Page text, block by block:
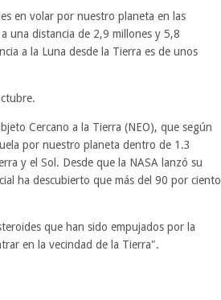
en volar por nuestro planeta en las
una distancia de 2,9 millones y 5,8
a la Luna desde la Tierra es de unos
Cercano a la Tierra (NEO), que según
por nuestro planeta dentro de 1.3
y el Sol. Desde que la NASA lanzó su
ha descubierto que más del 90 por ciento
que han sido empujados por la
en la vecindad de la Tierra".